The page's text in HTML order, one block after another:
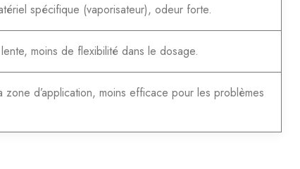
spécifique (vaporisateur), odeur forte.
moins de flexibilité dans le dosage.
zone d’application, moins efficace pour les problèmes